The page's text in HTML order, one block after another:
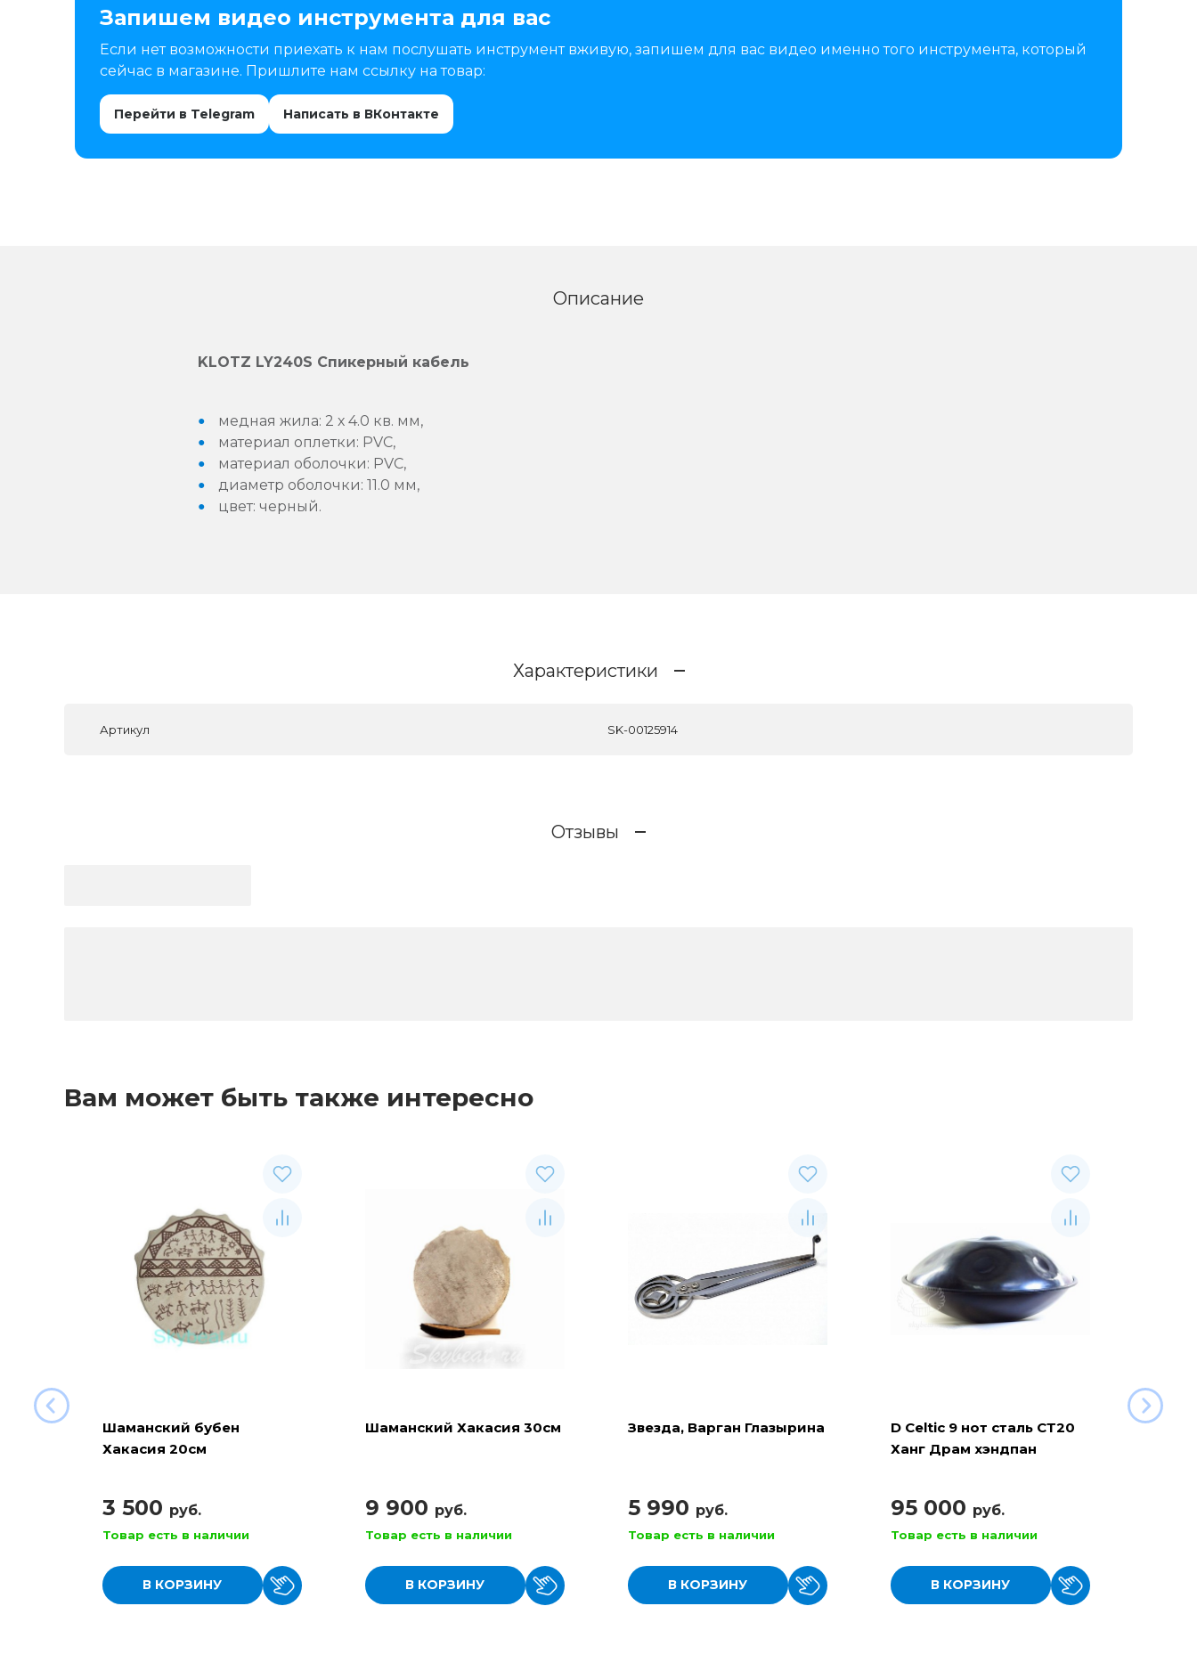
Запишем видео инструмента для вас
Если нет возможности приехать к нам послушать инструмент вживую, запишем для вас видео именно того инструмента, который
сейчас в магазине. Пришлите нам ссылку на товар:
Перейти в Telegram Написать в ВКонтакте
Описание
KLOTZ LY240S Спикерный кабель
медная жила: 2 х 4.0 кв. мм,
материал оплетки: PVC,
материал оболочки: PVC,
диаметр оболочки: 11.0 мм,
цвет: черный.
Характеристики
Артикул SK-00125914
Отзывы
Вам может быть также интересно
Шаманский бубен
Хакасия 20см
3 500 руб.
Товар есть в наличии
В КОРЗИНУ
Шаманский Хакасия 30см
9 900 руб.
Товар есть в наличии
В КОРЗИНУ
Звезда, Варган Глазырина
5 990 руб.
Товар есть в наличии
В КОРЗИНУ
D Celtic 9 нот сталь СТ20
Ханг Драм хэндпан
95 000 руб.
Товар есть в наличии
В КОРЗИНУ
Баян